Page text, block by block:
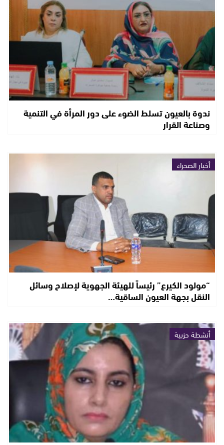
ندوة بالعيون تسلط الضوء على دور المرأة في التنمية
وصناعة القرار
أخبار الصحراء
“مولود الكيرع” رئيساً للهيئة الجهوية لإصلاح وسائل
النقل بجهة العيون الساقية…
أنشطة حزبية